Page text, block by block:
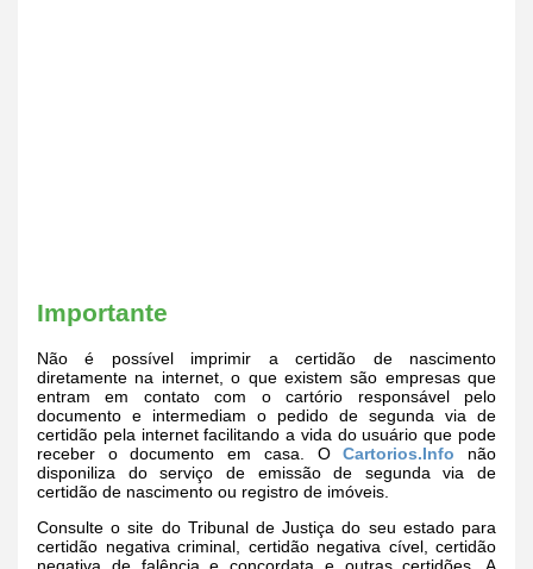
Importante
Não é possível imprimir a certidão de nascimento
diretamente na internet, o que existem são empresas que
entram em contato com o cartório responsável pelo
documento e intermediam o pedido de segunda via de
certidão pela internet facilitando a vida do usuário que pode
receber o documento em casa. OCartorios.Info não
disponiliza do serviço de emissão de segunda via de
certidão de nascimento ou registro de imóveis.
Consulte o site do Tribunal de Justiça do seu estado para
certidão negativa criminal, certidão negativa cível, certidão
negativa de falência e concordata e outras certidões. A